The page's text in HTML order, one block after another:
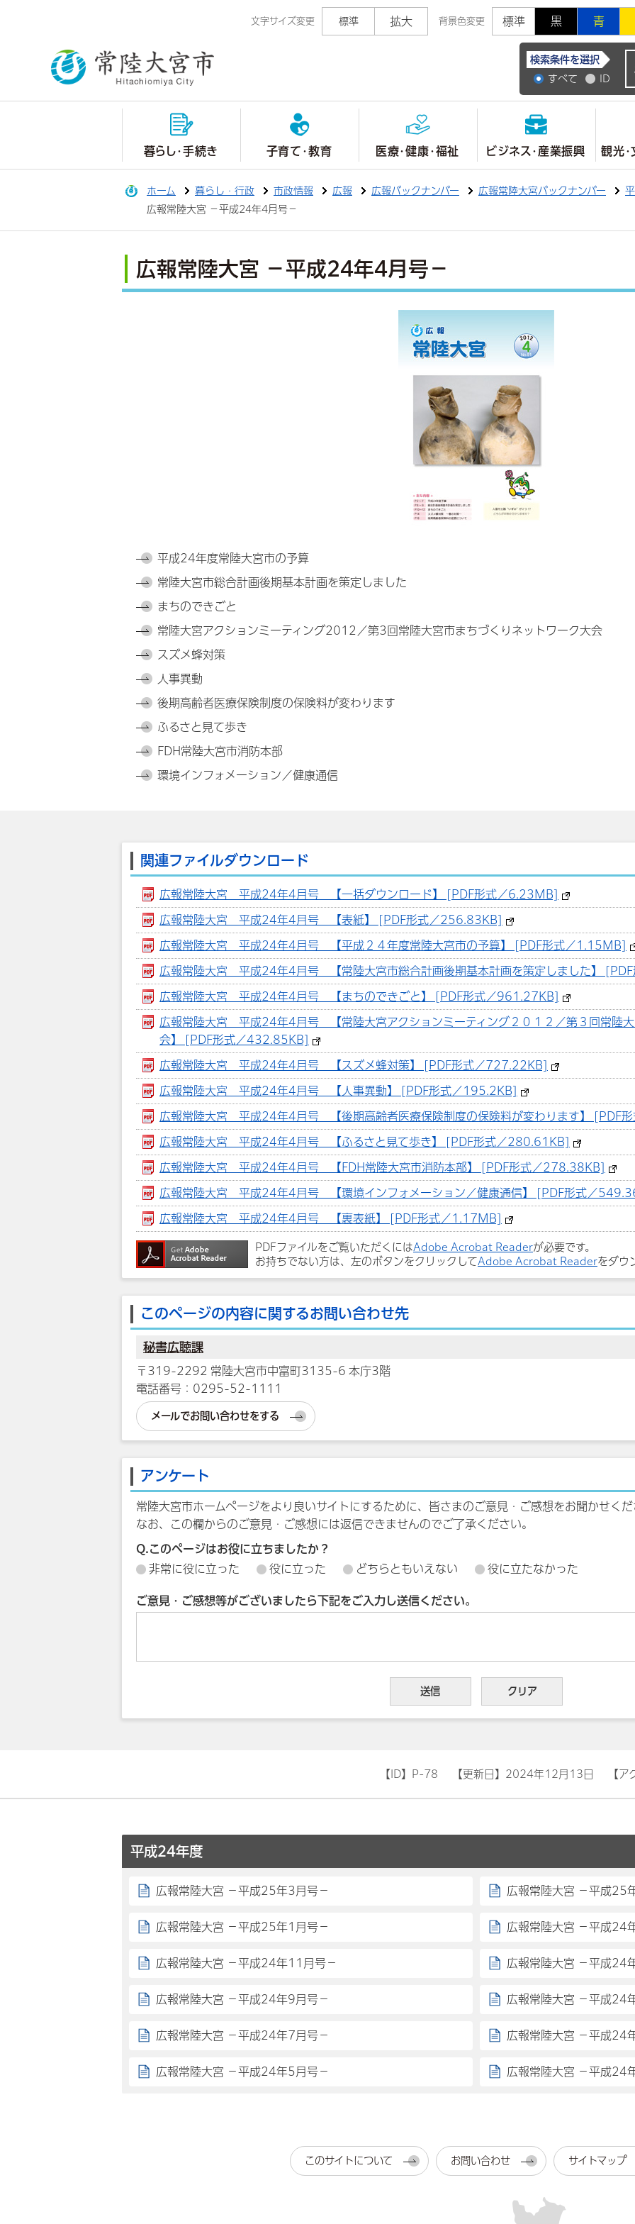
文字サイズ変更 標準 拡大 背景色変更 標準 黒 青
常陸大宮市公式ホ
検索条件を選択
すべて
ID
暮らし・手続き 子育て・教育 医療・健康・福祉 ビジネス・産業振興 観光
ホーム 暮らし・行政 市政情報 広報 広報バックナンバー 広報常陸大宮バックナンバー
広報常陸大宮 －平成24年4月号－
広報常陸大宮 －平成24年4月号－
平成24年度常陸大宮市の予算
常陸大宮市総合計画後期基本計画を策定しました
まちのできごと
常陸大宮アクションミーティング2012／第3回常陸大宮市まちづくりネットワーク大会
スズメ蜂対策
人事異動
後期高齢者医療保険制度の保険料が変わります
ふるさと見て歩き
FDH常陸大宮市消防本部
環境インフォメーション／健康通信
関連ファイルダウンロード
広報常陸大宮 平成24年4月号 【一括ダウンロード】 [PDF形式／6.23MB]
広報常陸大宮 平成24年4月号 【表紙】 [PDF形式／256.83KB]
広報常陸大宮 平成24年4月号 【平成２４年度常陸大宮市の予算】 [PDF形式／1.15MB]
広報常陸大宮 平成24年4月号 【常陸大宮市総合計画後期基本計画を策定しました】
広報常陸大宮 平成24年4月号 【まちのできごと】 [PDF形式／961.27KB]
広報常陸大宮 平成24年4月号 【常陸大宮アクションミーティング２０１２／第３回常陸
会】 [PDF形式／432.85KB]
広報常陸大宮 平成24年4月号 【スズメ蜂対策】 [PDF形式／727.22KB]
広報常陸大宮 平成24年4月号 【人事異動】 [PDF形式／195.2KB]
広報常陸大宮 平成24年4月号 【後期高齢者医療保険制度の保険料が変わります】 [PDF
広報常陸大宮 平成24年4月号 【ふるさと見て歩き】 [PDF形式／280.61KB]
広報常陸大宮 平成24年4月号 【FDH常陸大宮市消防本部】 [PDF形式／278.38KB]
広報常陸大宮 平成24年4月号 【環境インフォメーション／健康通信】 [PDF形式／
広報常陸大宮 平成24年4月号 【裏表紙】 [PDF形式／1.17MB]
PDFファイルをご覧いただくにはAdobe Acrobat Readerが必要です。
お持ちでない方は、左のボタンをクリックしてAdobe Acrobat Readerをダウ
このページの内容に関するお問い合わせ先
秘書広聴課
〒319-2292 常陸大宮市中富町3135-6 本庁3階
電話番号：0295-52-1111
メールでお問い合わせをする
アンケート
常陸大宮市ホームページをより良いサイトにするために、皆さまのご意見・ご感想をお聞かせく
なお、この欄からのご意見・ご感想には返信できませんのでご了承ください。
Q.このページはお役に立ちましたか？
非常に役に立った
役に立った どちらともいえない 役に立たなかった
ご意見・ご感想等がございましたら下記をご入力し送信ください。
【ID】 P-78 【更新日】 2024年12月13日 【ア
平成24年度
広報常陸大宮 －平成25年3月号－ 広報常陸大宮 －平成25
広報常陸大宮 －平成25年1月号－ 広報常陸大宮 －平成24
広報常陸大宮 －平成24年11月号－ 広報常陸大宮 －平成24
広報常陸大宮 －平成24年9月号－ 広報常陸大宮 －平成24
広報常陸大宮 －平成24年7月号－ 広報常陸大宮 －平成24
広報常陸大宮 －平成24年5月号－ 広報常陸大宮 －平成24
このサイトについて お問い合わせ サイトマップ